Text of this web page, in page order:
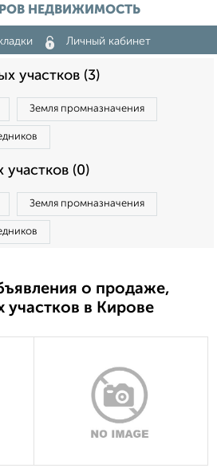
НЕДВИЖИМОСТЬ
Личный кабинет
участков (3)
Земля промназначения
(0)
Земля промназначения
о продаже,
участков в Кирове